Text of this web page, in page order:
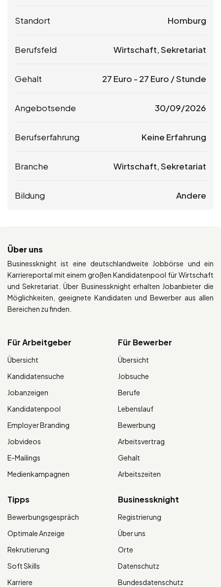
Standort Homburg
Berufsfeld Wirtschaft, Sekretariat
Gehalt 27 Euro - 27 Euro / Stunde
Angebotsende 30/09/2026
Berufserfahrung Keine Erfahrung
Branche Wirtschaft, Sekretariat
Bildung Andere
Über uns
Businessknight ist eine deutschlandweite Jobbörse und ein
Karriereportal mit einem großen Kandidatenpool für Wirtschaft
und Sekretariat. Über Businessknight erhalten Jobanbieter die
Möglichkeiten, geeignete Kandidaten und Bewerber aus allen
Bereichen zu finden.
Für Arbeitgeber
Übersicht
Kandidatensuche
Jobanzeigen
Kandidatenpool
Employer Branding
Jobvideos
E-Mailings
Medienkampagnen
Für Bewerber
Übersicht
Jobsuche
Berufe
Lebenslauf
Bewerbung
Arbeitsvertrag
Gehalt
Arbeitszeiten
Tipps
Bewerbungsgespräch
Optimale Anzeige
Rekrutierung
Soft Skills
Karriere
Businessknight
Registrierung
Über uns
Orte
Datenschutz
Bundesdatenschutz